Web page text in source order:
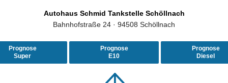
Autohaus Schmid Tankstelle Schöllnach
Bahnhofstraße 24 · 94508 Schöllnach
Prognose
Super
Prognose
E10
Prognose
Diesel